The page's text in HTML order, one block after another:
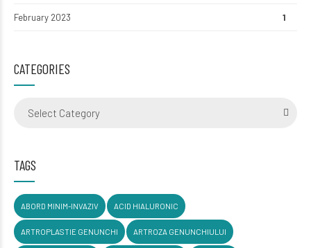
February 2023 1
CATEGORIES
Select Category
TAGS
ABORD MINIM-INVAZIV ACID HIALURONIC
ARTROPLASTIE GENUNCHI ARTROZA GENUNCHIULUI